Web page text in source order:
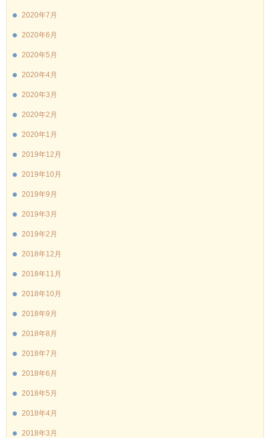
2020年7月
2020年6月
2020年5月
2020年4月
2020年3月
2020年2月
2020年1月
2019年12月
2019年10月
2019年9月
2019年3月
2019年2月
2018年12月
2018年11月
2018年10月
2018年9月
2018年8月
2018年7月
2018年6月
2018年5月
2018年4月
2018年3月